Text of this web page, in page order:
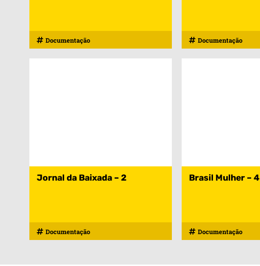
Documentação Documentação
Jornal da Baixada – 2
Documentação
Brasil Mulher – 4
Documentação